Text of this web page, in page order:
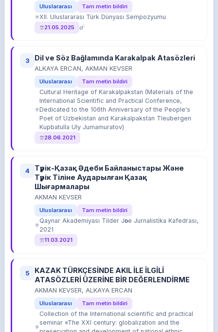
Uluslararası Tam metin bildiri
XII. Uluslararası Türk Dünyası Sempozyumu
21.05.2025
3 Dil ve Söz Bağlamında Karakalpak Atasözleri
ALKAYA ERCAN, AKMAN KEVSER
Uluslararası Tam metin bildiri
Cultural Heritage of Karakalpakstan (Materials of the
International Scientific and Practical Conference,
Dedicated to the 106th Anniversary of the People's
Poet of Uzbekistan and Karakalpakstan Tleubergen
Kupbatulla Uly Jumamuratov)
28.06.2021
4
Түрік-Қазақ Әдеби Байланыстары Және
Түрік Тіліне Аударылған Қазақ
Шығaрмaлaры
AKMAN KEVSER
Uluslararası Tam metin bildiri
Qaynar Akademiyası Tilder Jәne Jurnalistika Kafedrası,
2021
11.03.2021
5
KAZAK TÜRKÇESİNDE AKIL İLE İLGİLİ
ATASÖZLERİ ÜZERİNE BİR DEĞERLENDİRME
AKMAN KEVSER, ALKAYA ERCAN
Uluslararası Tam metin bildiri
Collection of the International scientific and practical
seminar «The XXI century: globalization and the